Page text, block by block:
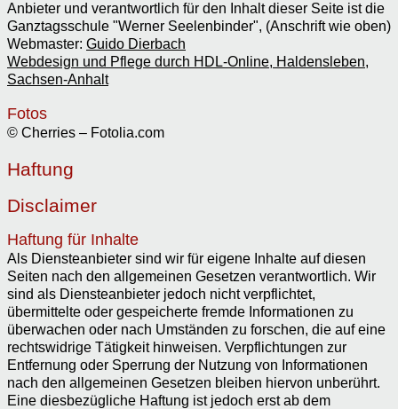
Anbieter und verantwortlich für den Inhalt dieser Seite ist die
Ganztagsschule "Werner Seelenbinder", (Anschrift wie oben)
Webmaster: Guido Dierbach
Webdesign und Pflege durch HDL-Online, Haldensleben,
Sachsen-Anhalt
Fotos
© Cherries – Fotolia.com
Haftung
Disclaimer
Haftung für Inhalte
Als Diensteanbieter sind wir für eigene Inhalte auf diesen
Seiten nach den allgemeinen Gesetzen verantwortlich. Wir
sind als Diensteanbieter jedoch nicht verpflichtet,
übermittelte oder gespeicherte fremde Informationen zu
überwachen oder nach Umständen zu forschen, die auf eine
rechtswidrige Tätigkeit hinweisen. Verpflichtungen zur
Entfernung oder Sperrung der Nutzung von Informationen
nach den allgemeinen Gesetzen bleiben hiervon unberührt.
Eine diesbezügliche Haftung ist jedoch erst ab dem